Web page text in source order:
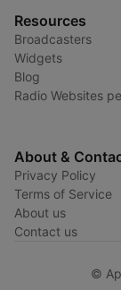
Resources
Broadcasters
Widgets
Blog
Radio Websites
About &
Privacy Policy
Terms of Service
About us
Contact us
©